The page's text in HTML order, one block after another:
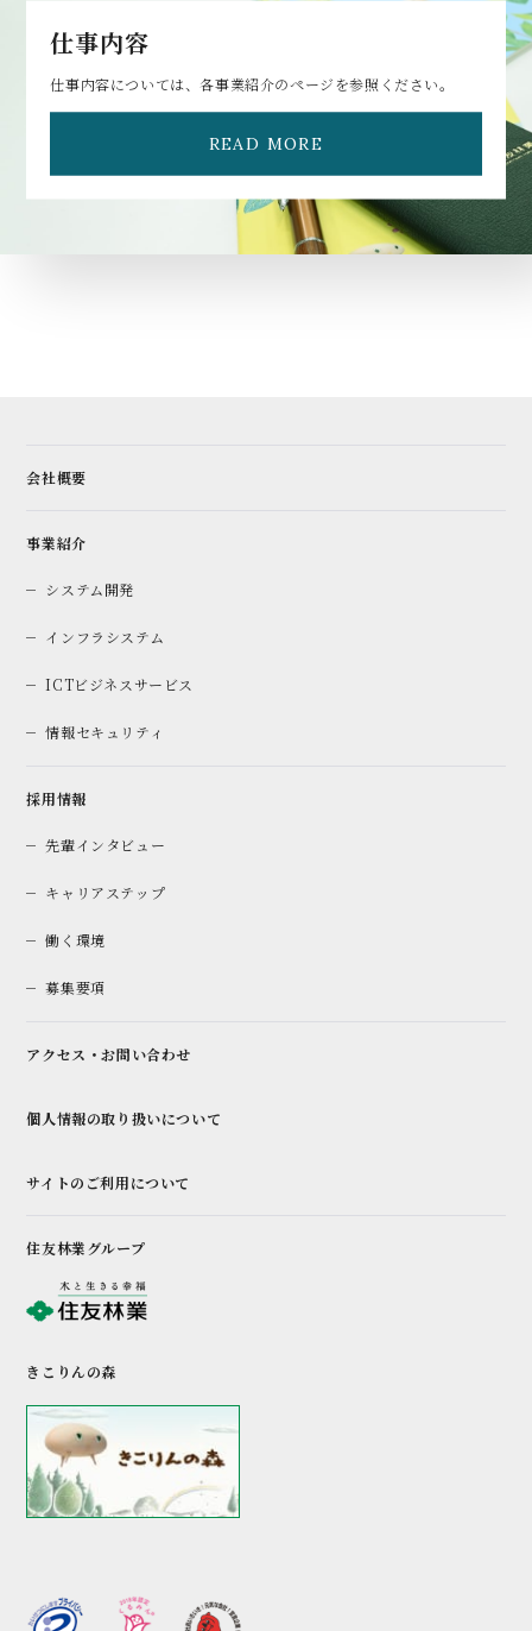
仕事内容
仕事内容については、各事業紹介のページを参照ください。
READ MORE
会社概要
事業紹介
システム開発
インフラシステム
ICTビジネスサービス
情報セキュリティ
採用情報
先輩インタビュー
キャリアステップ
働く環境
募集要項
アクセス・お問い合わせ
個人情報の取り扱いについて
サイトのご利用について
住友林業グループ
きこりんの森